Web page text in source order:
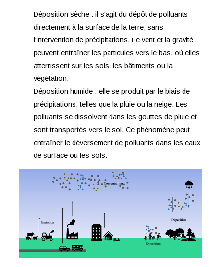
Déposition sèche : il s'agit du dépôt de polluants
directement à la surface de la terre, sans
l'intervention de précipitations. Le vent et la gravité
peuvent entraîner les particules vers le bas, où elles
atterrissent sur les sols, les bâtiments ou la
végétation.
Déposition humide : elle se produit par le biais de
précipitations, telles que la pluie ou la neige. Les
polluants se dissolvent dans les gouttes de pluie et
sont transportés vers le sol. Ce phénomène peut
entraîner le déversement de polluants dans les eaux
de surface ou les sols.